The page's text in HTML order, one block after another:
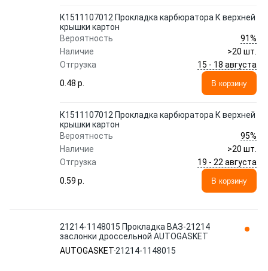
К1511107012 Прокладка карбюратора К верхней
крышки картон
Вероятность
91%
Наличие
>20 шт.
Отгрузка
15 - 18 августа
0.48 p.
В корзину
К1511107012 Прокладка карбюратора К верхней
крышки картон
Вероятность
95%
Наличие
>20 шт.
Отгрузка
19 - 22 августа
0.59 p.
В корзину
21214-1148015 Прокладка ВАЗ-21214
заслонки дроссельной AUTOGASKET
AUTOGASKET 21214-1148015